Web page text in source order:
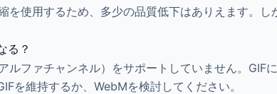
を使用するため、多少の品質低下はありえます。
る？
ルファチャンネル）をサポートしていません。
を維持するか、WebMを検討してください。